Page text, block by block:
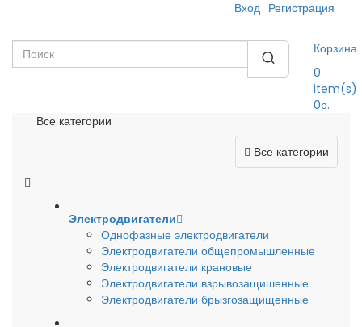
Вход Регистрация
Корзина
0
item(s)
0р.
Все категории
Все категории
Электродвигатели
Однофазные электродвигатели
Электродвигатели общепромышленные
Электродвигатели крановые
Электродвигатели взрывозащишенные
Электродвигатели брызгозащищенные